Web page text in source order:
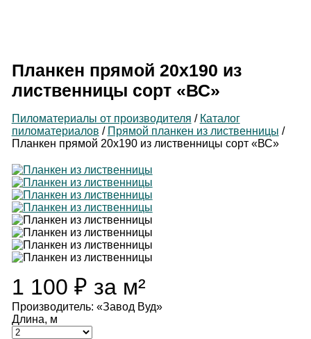
Планкен прямой 20х190 из
лиственницы сорт «ВС»
Пиломатериалы от производителя / Каталог
пиломатериалов / Прямой планкен из лиственницы /
Планкен прямой 20х190 из лиственницы сорт «ВС»
1 100 ₽ за м²
Производитель: «Завод Вуд»
Длина, м